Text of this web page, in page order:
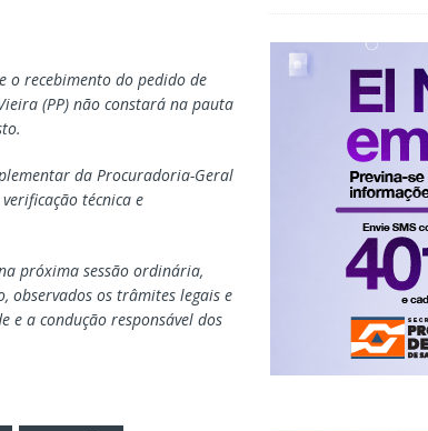
o recebimento do pedido de
(PP) não constará na pauta
da Procuradoria-Geral
técnica e
próxima sessão ordinária,
observados os trâmites legais e
e a condução responsável dos